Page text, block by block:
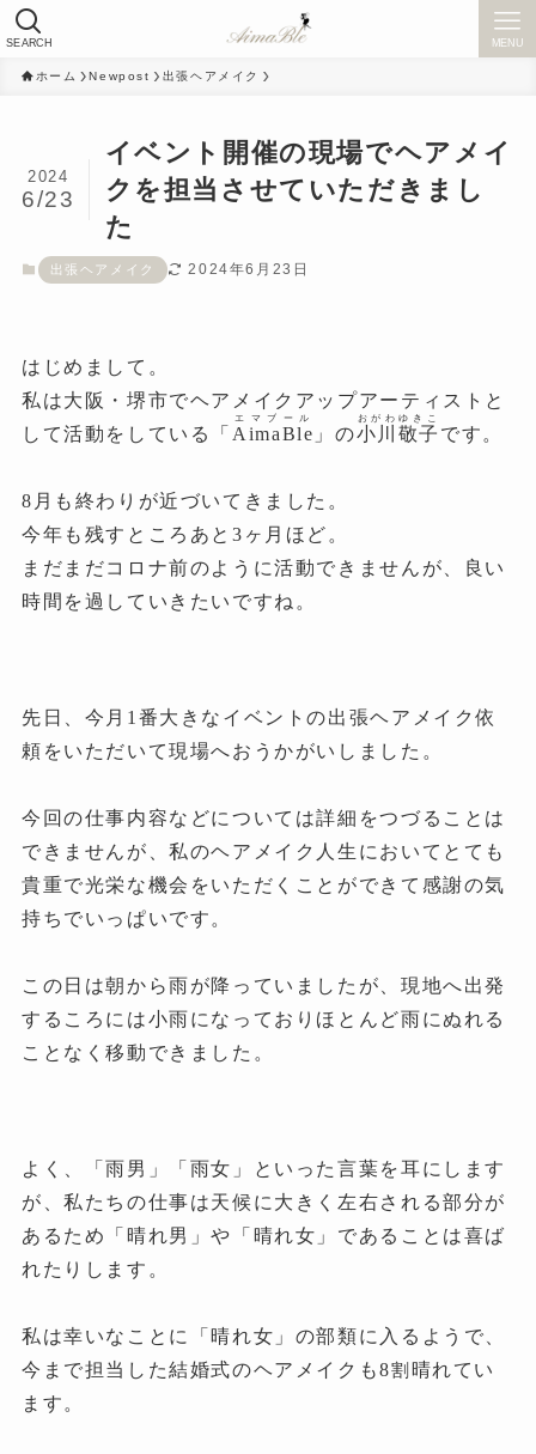
SEARCH MENU
ホーム Newpost 出張ヘアメイク
イベント開催の現場でヘアメイ
クを担当させていただきまし
た
2024
6/23
出張ヘアメイク 2024年6月23日
はじめまして。
私は大阪・堺市でヘアメイクアップアーティストと
して活動をしている「 AimaBle
エマブール
」の小川敬子
おがわゆきこ
です。
8月も終わりが近づいてきました。
今年も残すところあと3ヶ月ほど。
まだまだコロナ前のように活動できませんが、良い
時間を過していきたいですね。
先日、今月1番大きなイベントの出張ヘアメイク依
頼をいただいて現場へおうかがいしました。
今回の仕事内容などについては詳細をつづることは
できませんが、私のヘアメイク人生においてとても
貴重で光栄な機会をいただくことができて感謝の気
持ちでいっぱいです。
この日は朝から雨が降っていましたが、現地へ出発
するころには小雨になっておりほとんど雨にぬれる
ことなく移動できました。
よく、「雨男」「雨女」といった言葉を耳にします
が、私たちの仕事は天候に大きく左右される部分が
あるため「晴れ男」や「晴れ女」であることは喜ば
れたりします。
私は幸いなことに「晴れ女」の部類に入るようで、
今まで担当した結婚式のヘアメイクも8割 晴れてい
ます。